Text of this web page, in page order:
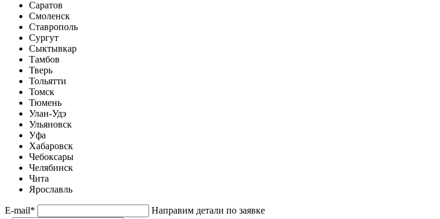
Саратов
Смоленск
Ставрополь
Сургут
Сыктывкар
Тамбов
Тверь
Тольятти
Томск
Тюмень
Улан-Удэ
Ульяновск
Уфа
Хабаровск
Чебоксары
Челябинск
Чита
Ярославль
E-mail*
Направим детали по заявке